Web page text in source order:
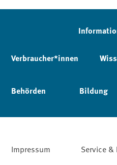
Verbraucher*innen
Behörden Bildung
Impressum Service &